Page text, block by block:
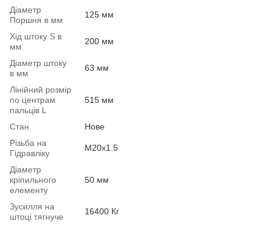
Діаметр
Поршня в мм
125 мм
Хід штоку S в
мм
200 мм
Діаметр штоку
в мм
63 мм
Лінійний розмір
по центрам
пальців L
515 мм
Стан
Нове
Різьба на
Гідравліку
М20х1.5
Діаметр
кріпильного
елементу
50 мм
Зусилля на
штоці тягнуче
16400 Кг